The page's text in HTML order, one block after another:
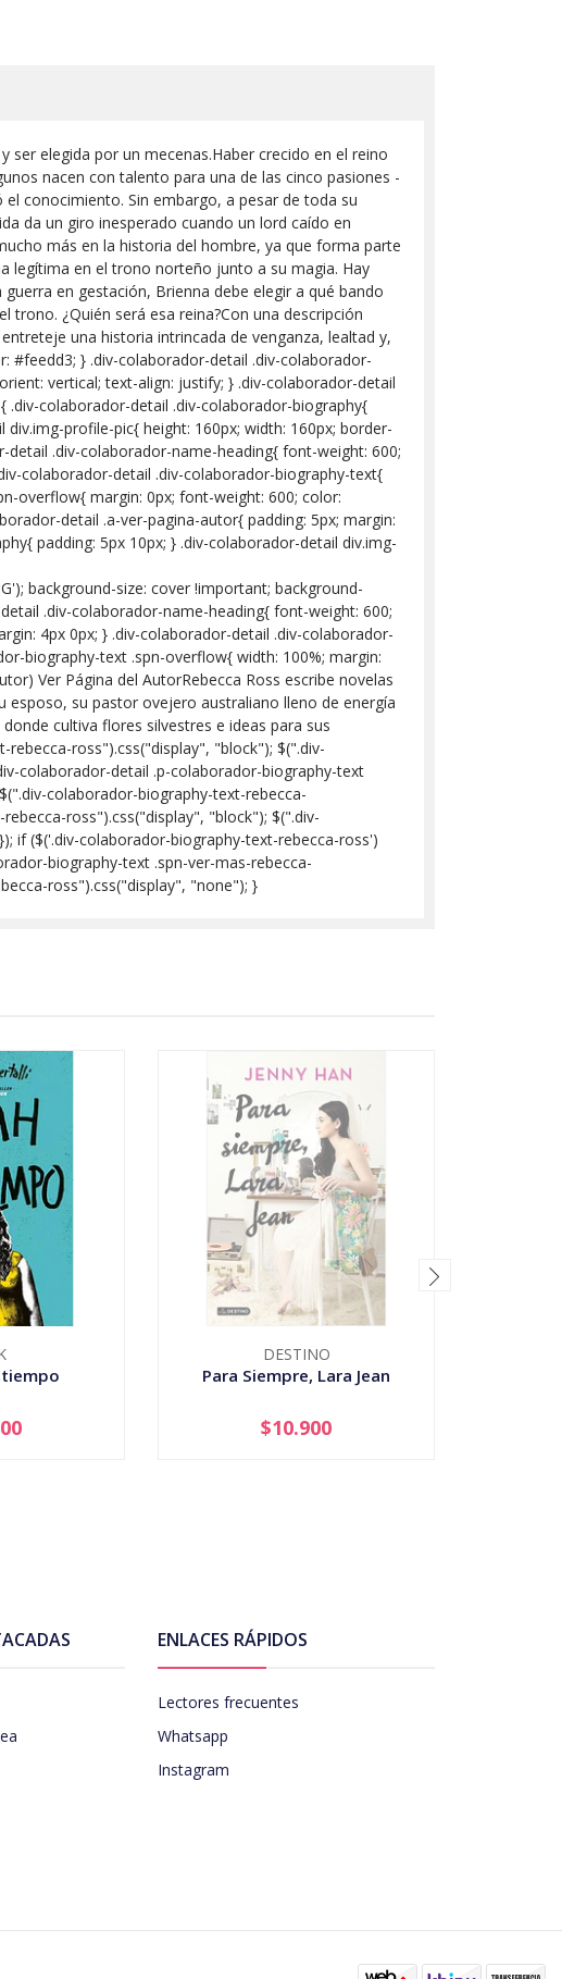
elegida por un mecenas.Haber crecido en el reino
nacen con talento para una de las cinco pasiones -
conocimiento. Sin embargo, a pesar de toda su
da un giro inesperado cuando un lord caído en
más en la historia del hombre, ya que forma parte
legítima en el trono norteño junto a su magia. Hay
en gestación, Brienna debe elegir a qué bando
trono. ¿Quién será esa reina?Con una descripción
una historia intrincada de venganza, lealtad y,
#feedd3; } .div-colaborador-detail .div-colaborador-
vertical; text-align: justify; } .div-colaborador-detail
.div-colaborador-detail .div-colaborador-biography{
profile-pic{ height: 160px; width: 160px; border-
.div-colaborador-name-heading{ font-weight: 600;
colaborador-detail .div-colaborador-biography-text{
overflow{ margin: 0px; font-weight: 600; color:
detail .a-ver-pagina-autor{ padding: 5px; margin:
padding: 5px 10px; } .div-colaborador-detail div.img-
background-size: cover !important; background-
.div-colaborador-name-heading{ font-weight: 600;
4px 0px; } .div-colaborador-detail .div-colaborador-
biography-text .spn-overflow{ width: 100%; margin:
Ver Página del AutorRebecca Ross escribe novelas
esposo, su pastor ovejero australiano lleno de energía
cultiva flores silvestres e ideas para sus
ross").css("display", "block"); $(".div-
colaborador-detail .p-colaborador-biography-text
colaborador-biography-text-rebecca-
ross").css("display", "block"); $(".div-
if ($('.div-colaborador-biography-text-rebecca-ross')
biography-text .spn-ver-mas-rebecca-
ross").css("display", "none"); }
DESTINO
Para Siempre, Lara Jean
AGOTADO
$10.900
ENLACES RÁPIDOS
Lectores frecuentes
Whatsapp
Instagram